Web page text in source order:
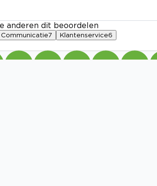
anderen dit beoordelen
Communicatie7 Klantenservice6